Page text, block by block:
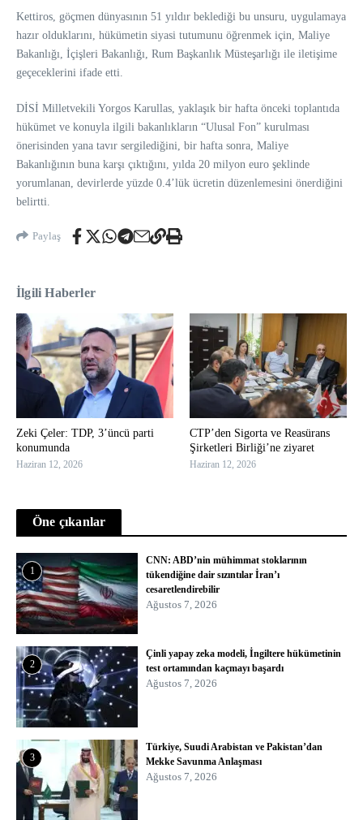
Kettiros, göçmen dünyasının 51 yıldır beklediği bu unsuru, uygulamaya
hazır olduklarını, hükümetin siyasi tutumunu öğrenmek için, Maliye
Bakanlığı, İçişleri Bakanlığı, Rum Başkanlık Müsteşarlığı ile iletişime
geçeceklerini ifade etti.
DİSİ Milletvekili Yorgos Karullas, yaklaşık bir hafta önceki toplantıda
hükümet ve konuyla ilgili bakanlıkların “Ulusal Fon” kurulması
önerisinden yana tavır sergilediğini, bir hafta sonra, Maliye
Bakanlığının buna karşı çıktığını, yılda 20 milyon euro şeklinde
yorumlanan, devirlerde yüzde 0.4’lük ücretin düzenlemesini önerdiğini
belirtti.
Paylaş
İlgili Haberler
Zeki Çeler: TDP, 3’üncü parti
konumunda
Haziran 12, 2026
CTP’den Sigorta ve Reasürans
Şirketleri Birliği’ne ziyaret
Haziran 12, 2026
Öne çıkanlar
1
CNN: ABD’nin mühimmat stoklarının
tükendiğine dair sızıntılar İran’ı
cesaretlendirebilir
Ağustos 7, 2026
2
Çinli yapay zeka modeli, İngiltere hükümetinin
test ortamından kaçmayı başardı
Ağustos 7, 2026
3
Türkiye, Suudi Arabistan ve Pakistan’dan
Mekke Savunma Anlaşması
Ağustos 7, 2026